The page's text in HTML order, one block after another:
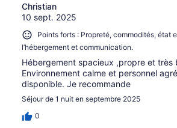
Christian
10 sept. 2025
Points forts : Propreté, commodités, état
l’hébergement et communication.
Hébergement spacieux ,propre et très
Environnement calme et personnel
disponible. Je recommande
Séjour de 1 nuit en septembre 2025
0